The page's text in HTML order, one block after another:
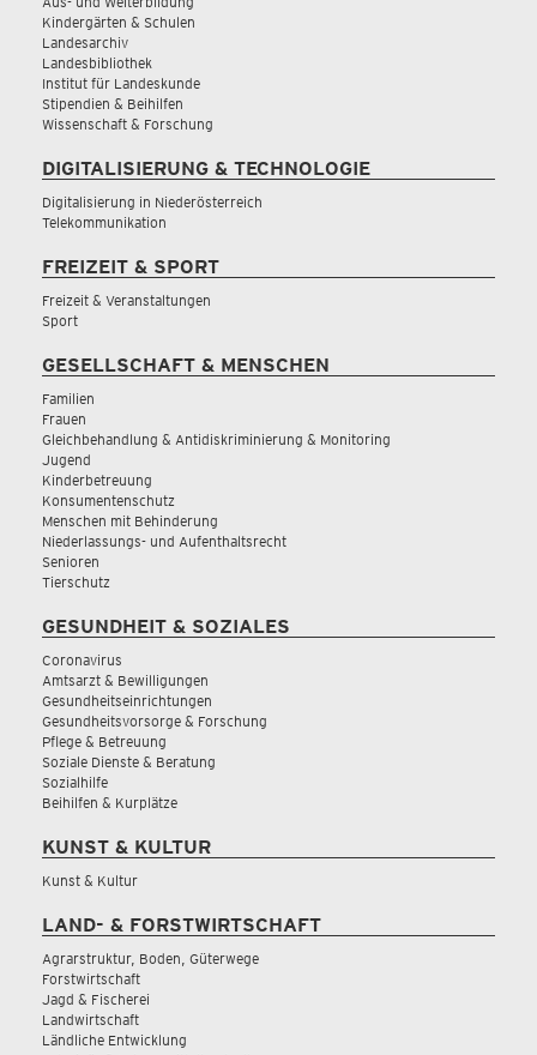
Kindergärten & Schulen
Landesarchiv
Landesbibliothek
Institut für Landeskunde
Stipendien & Beihilfen
Wissenschaft & Forschung
DIGITALISIERUNG & TECHNOLOGIE
Digitalisierung in Niederösterreich
Telekommunikation
FREIZEIT & SPORT
Freizeit & Veranstaltungen
Sport
GESELLSCHAFT & MENSCHEN
Familien
Frauen
Gleichbehandlung & Antidiskriminierung & Monitoring
Jugend
Kinderbetreuung
Konsumentenschutz
Menschen mit Behinderung
Niederlassungs- und Aufenthaltsrecht
Senioren
Tierschutz
GESUNDHEIT & SOZIALES
Coronavirus
Amtsarzt & Bewilligungen
Gesundheitseinrichtungen
Gesundheitsvorsorge & Forschung
Pflege & Betreuung
Soziale Dienste & Beratung
Sozialhilfe
Beihilfen & Kurplätze
KUNST & KULTUR
Kunst & Kultur
LAND- & FORSTWIRTSCHAFT
Agrarstruktur, Boden, Güterwege
Forstwirtschaft
Jagd & Fischerei
Landwirtschaft
Ländliche Entwicklung